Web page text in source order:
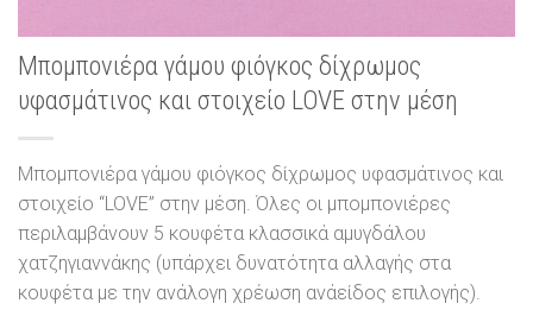
Μπομπονιέρα γάμου φιόγκος δίχρωμος
υφασμάτινος και στοιχείο LOVE στην μέση
Μπομπονιέρα γάμου φιόγκος δίχρωμος υφασμάτινος και
στοιχείο “LOVE” στην μέση. Όλες οι μπομπονιέρες
περιλαμβάνουν 5 κουφέτα κλασσικά αμυγδάλου
χατζηγιαννάκης (υπάρχει δυνατότητα αλλαγής στα
κουφέτα με την ανάλογη χρέωση ανάείδος επιλογής).